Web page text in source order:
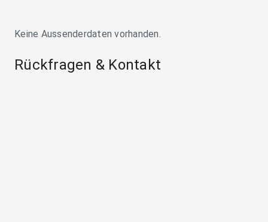
Keine Aussenderdaten vorhanden.
Rückfragen & Kontakt